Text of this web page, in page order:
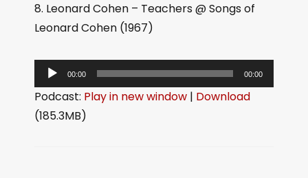
Leonard Cohen – Teachers @ Songs of
Leonard Cohen (1967)
频
播
放
00:00 00:00
Podcast: Play in new window | Download
(185.3MB)